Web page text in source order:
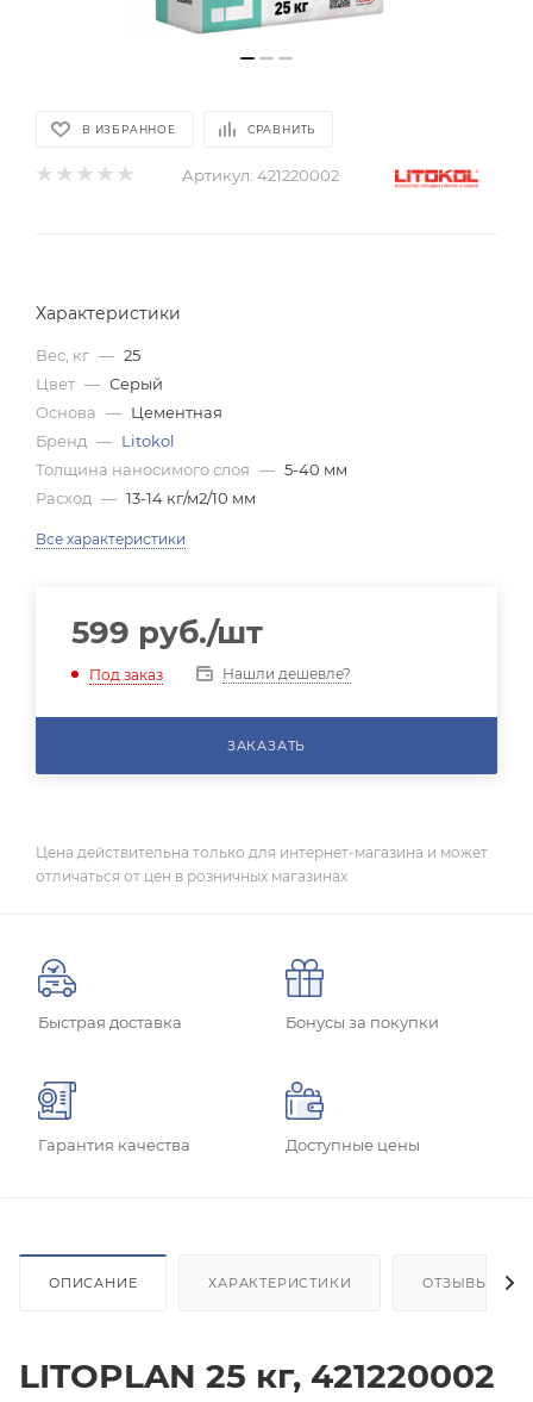
В ИЗБРАННОЕ СРАВНИТЬ
Артикул: 421220002
Характеристики
Вес, кг — 25
Цвет — Серый
Основа — Цементная
Бренд — Litokol
Толщина наносимого слоя — 5-40 мм
Расход — 13-14 кг/м2/10 мм
Все характеристики
599 руб./шт
Под заказ Нашли дешевле?
ЗАКАЗАТЬ
Цена действительна только для интернет-магазина и может
отличаться от цен в розничных магазинах
Быстрая доставка Бонусы за покупки
Гарантия качества Доступные цены
ОПИСАНИЕ ХАРАКТЕРИСТИКИ ОТЗЫВЫ
LITOPLAN 25 кг, 421220002